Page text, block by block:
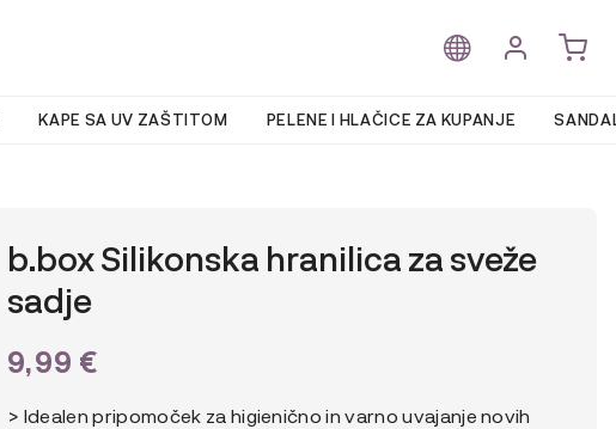
KAPE SA UV ZAŠTITOM PELENE I HLAČICE ZA KUPANJE
b.box Silikonska hranilica za sveže
sadje
9,99 €
> Idealen pripomoček za higienično in varno uvajanje novih